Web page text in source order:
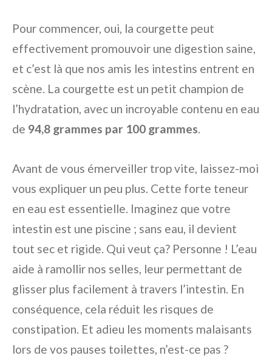
Pour commencer, oui, la courgette peut
effectivement promouvoir une digestion saine,
et c’est là que nos amis les intestins entrent en
scène. La courgette est un petit champion de
l’hydratation, avec un incroyable contenu en eau
de 94,8 grammes par 100 grammes.
Avant de vous émerveiller trop vite, laissez-moi
vous expliquer un peu plus. Cette forte teneur
en eau est essentielle. Imaginez que votre
intestin est une piscine ; sans eau, il devient
tout sec et rigide. Qui veut ça? Personne ! L’eau
aide à ramollir nos selles, leur permettant de
glisser plus facilement à travers l’intestin. En
conséquence, cela réduit les risques de
constipation. Et adieu les moments malaisants
lors de vos pauses toilettes, n’est-ce pas ?